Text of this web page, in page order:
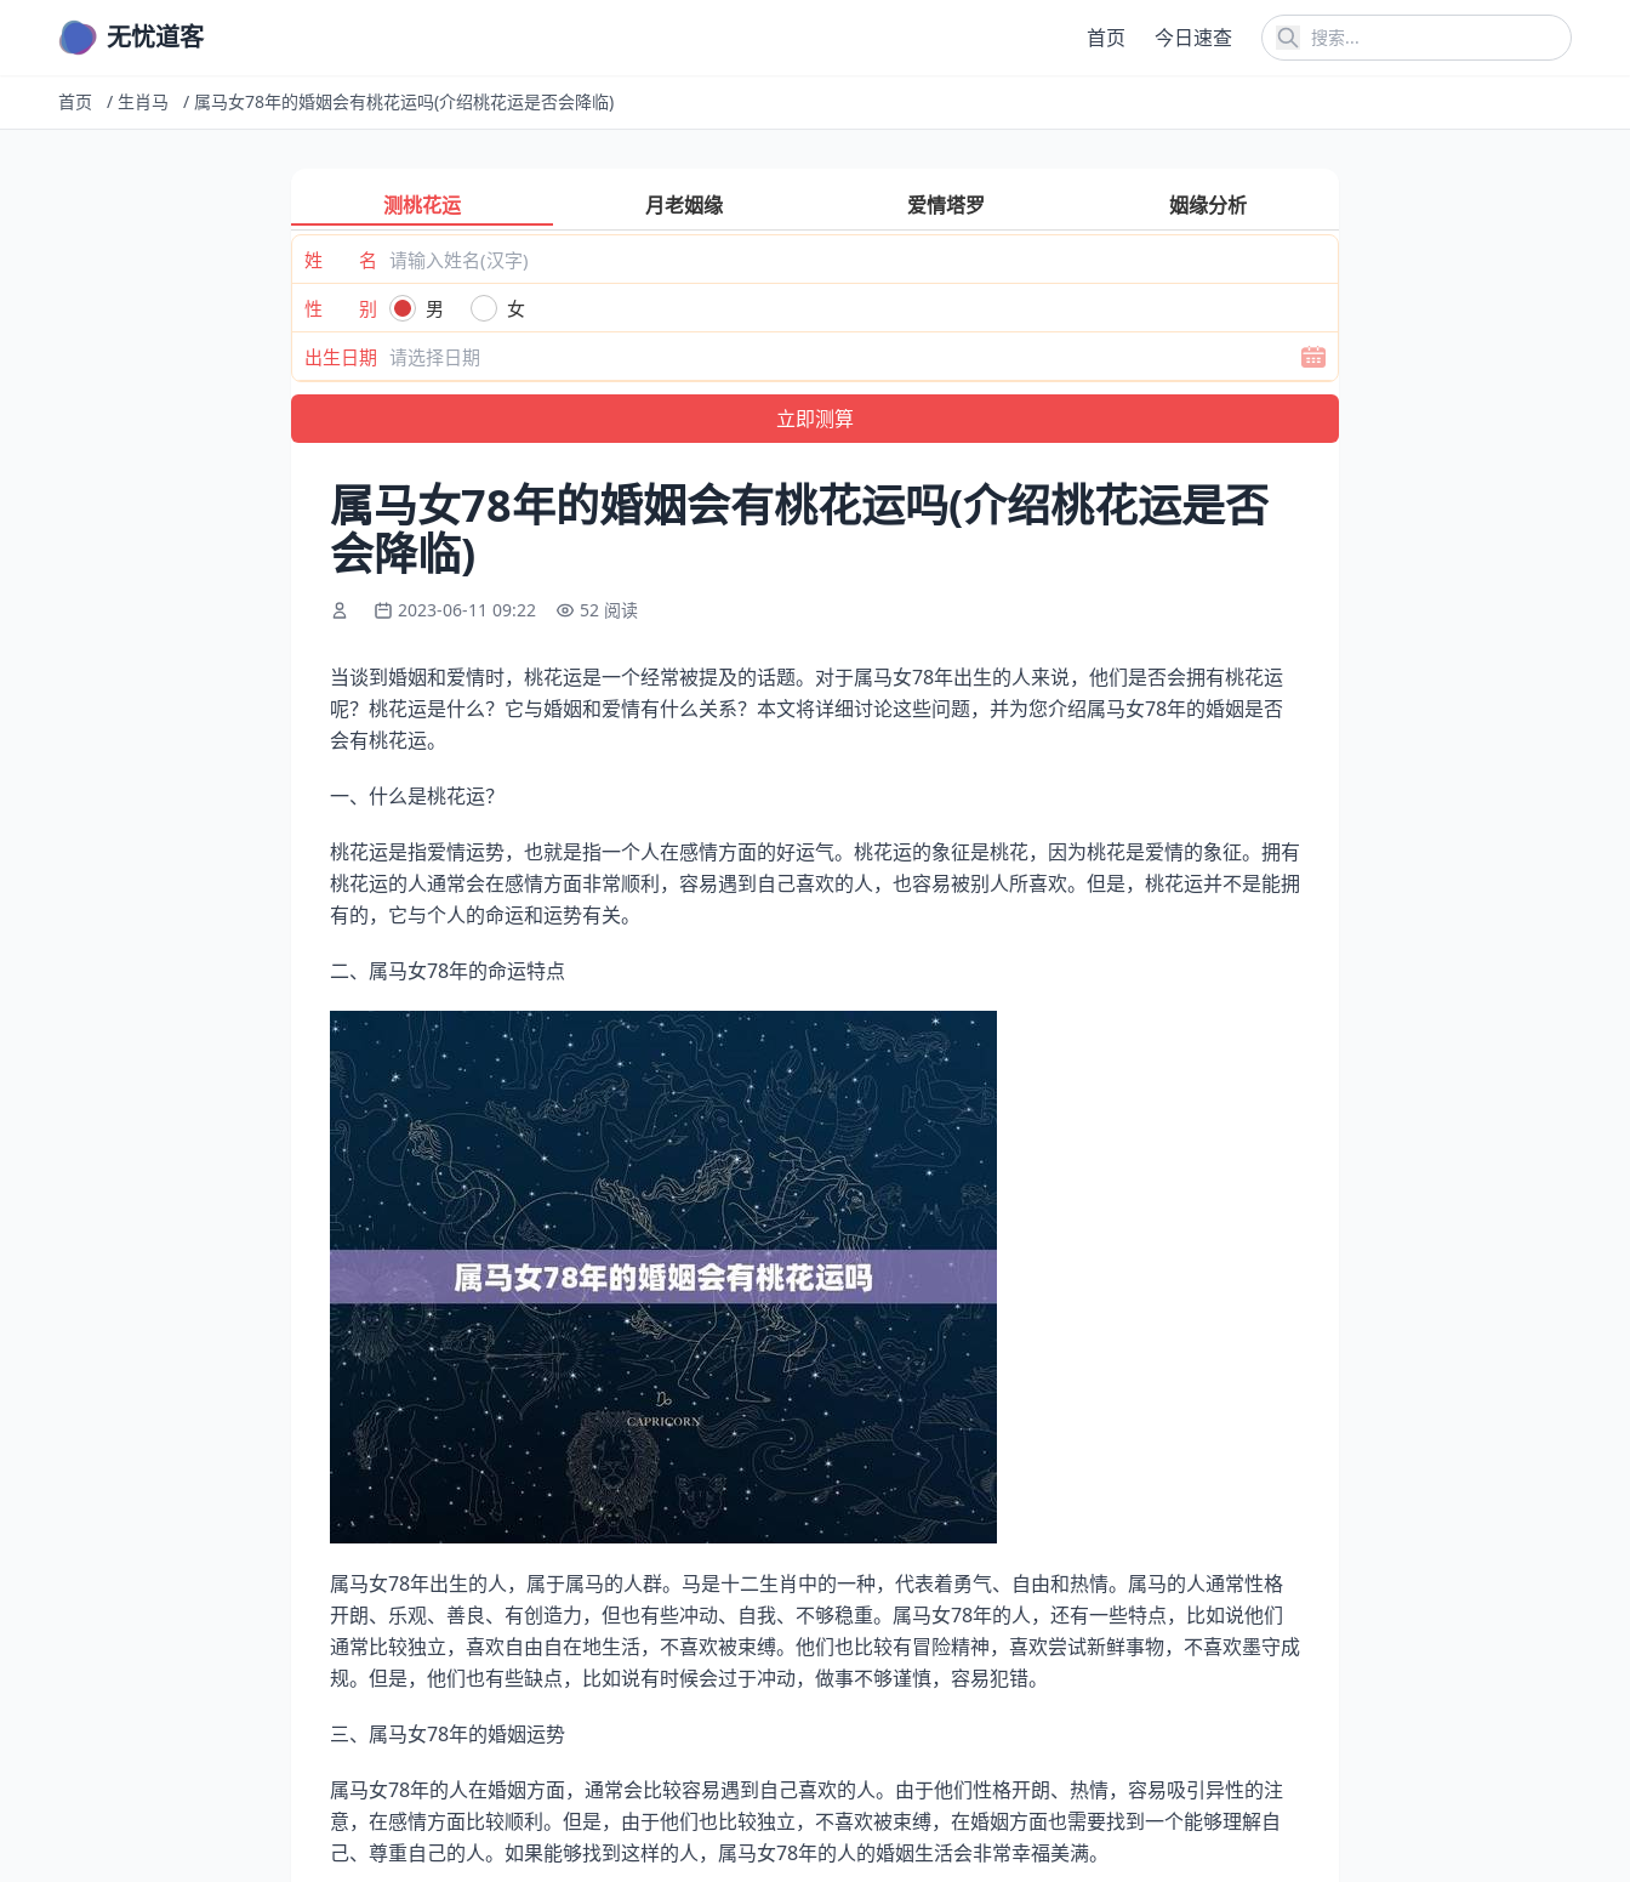
无忧道客 首页 今日速查
首页 / 生肖马 / 属马女78年的婚姻会有桃花运吗(介绍桃花运是否会降临)
测桃花运 月老姻缘 爱情塔罗 姻缘分析
姓 名
性 别
男
女
出生日期
属马女78年的婚姻会有桃花运吗(介绍桃花运是否
会降临)
2023-06-11 09:22 52 阅读
当谈到婚姻和爱情时，桃花运是一个经常被提及的话题。对于属马女78年出生的人来说，他们是否会拥有桃花运
呢？桃花运是什么？它与婚姻和爱情有什么关系？本文将详细讨论这些问题，并为您介绍属马女78年的婚姻是否
会有桃花运。
一、什么是桃花运？
桃花运是指爱情运势，也就是指一个人在感情方面的好运气。桃花运的象征是桃花，因为桃花是爱情的象征。拥有
桃花运的人通常会在感情方面非常顺利，容易遇到自己喜欢的人，也容易被别人所喜欢。但是，桃花运并不是能拥
有的，它与个人的命运和运势有关。
二、属马女78年的命运特点
属马女78年出生的人，属于属马的人群。马是十二生肖中的一种，代表着勇气、自由和热情。属马的人通常性格
开朗、乐观、善良、有创造力，但也有些冲动、自我、不够稳重。属马女78年的人，还有一些特点，比如说他们
通常比较独立，喜欢自由自在地生活，不喜欢被束缚。他们也比较有冒险精神，喜欢尝试新鲜事物，不喜欢墨守成
规。但是，他们也有些缺点，比如说有时候会过于冲动，做事不够谨慎，容易犯错。
三、属马女78年的婚姻运势
属马女78年的人在婚姻方面，通常会比较容易遇到自己喜欢的人。由于他们性格开朗、热情，容易吸引异性的注
意，在感情方面比较顺利。但是，由于他们也比较独立，不喜欢被束缚，在婚姻方面也需要找到一个能够理解自
己、尊重自己的人。如果能够找到这样的人，属马女78年的人的婚姻生活会非常幸福美满。